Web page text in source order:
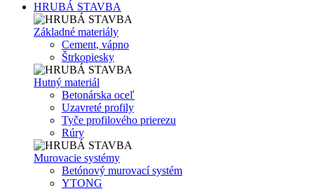
HRUBÁ STAVBA
Základné materiály
Cement, vápno
Štrkopiesky
Hutný materiál
Betonárska oceľ
Uzavreté profily
Tyče profilového prierezu
Rúry
Murovacie systémy
Betónový murovací systém
YTONG